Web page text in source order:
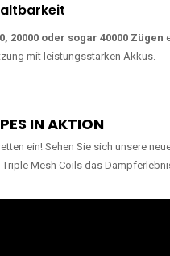
20000 oder sogar 40000 Zügen
mit leistungsstarken Akkus.
IN AKTION
ein! Sehen Sie sich unsere
Mesh Coils das